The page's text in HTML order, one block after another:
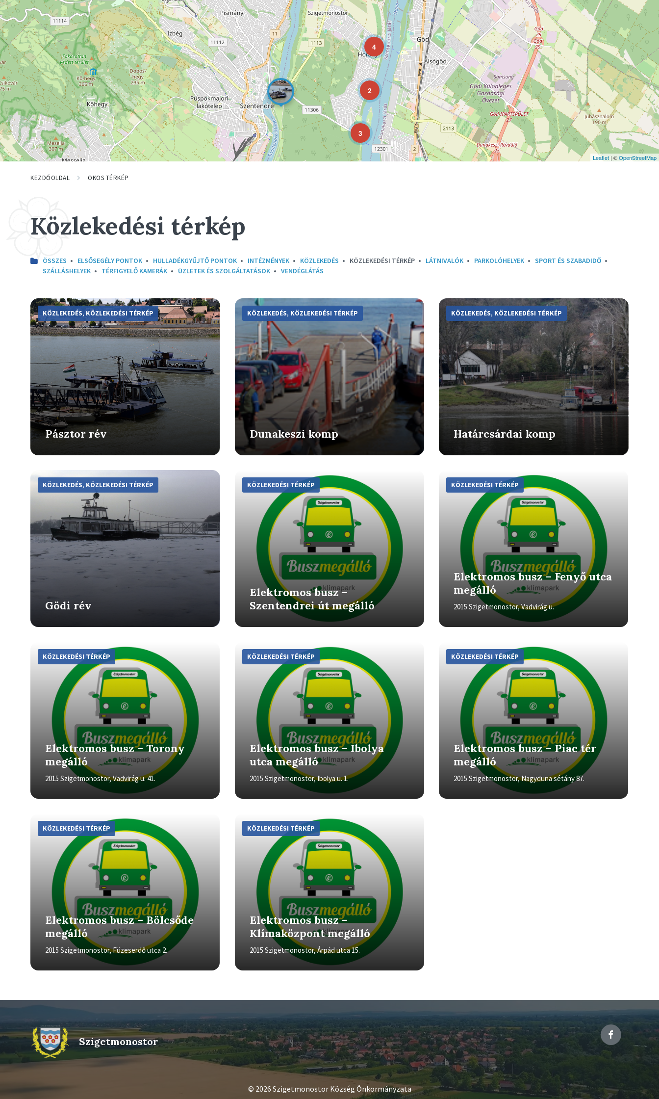
4
2
3
Leaflet | ©OpenStreetMap
KEZDŐOLDAL OKOS TÉRKÉP
Közlekedési térkép
ÖSSZES ELSŐSEGÉLY PONTOK HULLADÉKGYŰJTŐ PONTOK INTÉZMÉNYEK KÖZLEKEDÉS KÖZLEKEDÉSI TÉRKÉP LÁTNIVALÓK PARKOLÓHELYEK
SPORT ÉS SZABADIDŐ
SZÁLLÁSHELYEK
TÉRFIGYELŐ KAMERÁK ÜZLETEK ÉS SZOLGÁLTATÁSOK VENDÉGLÁTÁS
Pásztor rév
KÖZLEKEDÉS, KÖZLEKEDÉSI TÉRKÉP
More
Info
Dunakeszi komp
KÖZLEKEDÉS, KÖZLEKEDÉSI TÉRKÉP
More
Info
Határcsárdai komp
KÖZLEKEDÉS, KÖZLEKEDÉSI TÉRKÉP
More
Info
Gödi rév
KÖZLEKEDÉS, KÖZLEKEDÉSI TÉRKÉP
More
Info
Elektromos busz –
Szentendrei út megálló
KÖZLEKEDÉSI TÉRKÉP
Info
Elektromos busz – Fenyő utca
megálló
2015 Szigetmonostor, Vadvirág u.
KÖZLEKEDÉSI TÉRKÉP
Info
Elektromos busz – Torony
megálló
2015 Szigetmonostor, Vadvirág u. 41.
KÖZLEKEDÉSI TÉRKÉP
Info
Elektromos busz – Ibolya
utca megálló
2015 Szigetmonostor, Ibolya u. 1.
KÖZLEKEDÉSI TÉRKÉP
Info
Elektromos busz – Piac tér
megálló
2015 Szigetmonostor, Nagyduna sétány 87.
KÖZLEKEDÉSI TÉRKÉP
Info
Elektromos busz – Bölcsőde
megálló
2015 Szigetmonostor, Füzeserdő utca 2.
KÖZLEKEDÉSI TÉRKÉP
Info
Elektromos busz –
Klímaközpont megálló
2015 Szigetmonostor, Árpád utca 15.
KÖZLEKEDÉSI TÉRKÉP
Info
Szigetmonostor
Facebook
© 2026 Szigetmonostor Község Önkormányzata